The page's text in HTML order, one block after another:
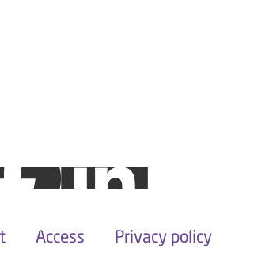
Access Privacy policy